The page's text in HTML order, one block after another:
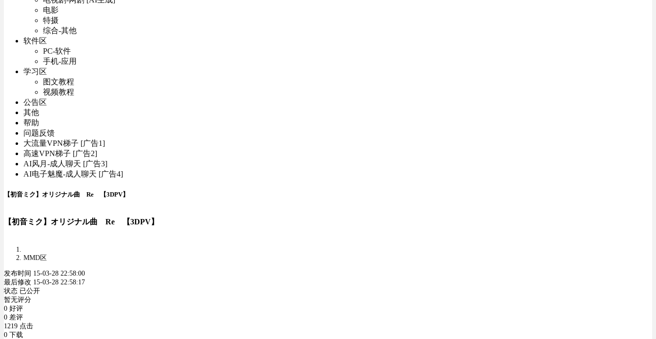
电影
特摄
综合-其他
软件区
PC-软件
手机-应用
学习区
图文教程
视频教程
公告区
其他
帮助
问题反馈
大流量VPN梯子 [广告1]
高速VPN梯子 [广告2]
AI风月-成人聊天 [广告3]
AI电子魅魔-成人聊天 [广告4]
【初音ミク】オリジナル曲 Re 【3DPV】
【初音ミク】オリジナル曲 Re 【3DPV】
MMD区
发布时间 15-03-28 22:58:00
最后修改 15-03-28 22:58:17
状态 已公开
暂无评分
0 好评
0 差评
1219 点击
0 下载